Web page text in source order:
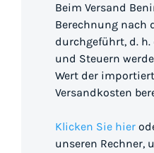
Beim Versand
Berechnung nach
durchgeführt, d.
und Steuern
Wert der
Versandkosten
Klicken Sie hier
unseren Rechner,